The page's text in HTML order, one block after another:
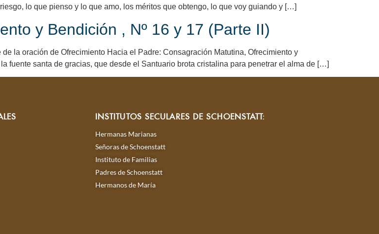
lo que pienso y lo que amo, los méritos que obtengo, lo que voy guiando y […]
y Bendición , Nº 16 y 17 (Parte II)
la oración de Ofrecimiento Hacia el Padre: Consagración Matutina, Ofrecimiento y
fuente santa de gracias, que desde el Santuario brota cristalina para penetrar el alma de […]
INSTITUTOS SECULARES DE SCHOENSTATT:
Hermanas Marianas
Señoras de Schoenstatt
Instituto de Familias
Padres de Schoenstatt
Hermanos de María